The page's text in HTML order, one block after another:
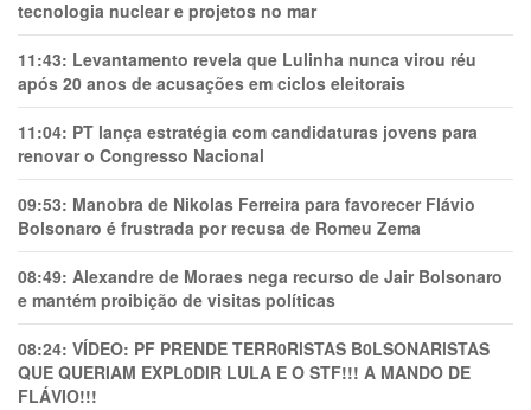
tecnologia nuclear e projetos no mar
11:43: Levantamento revela que Lulinha nunca virou réu
após 20 anos de acusações em ciclos eleitorais
11:04: PT lança estratégia com candidaturas jovens para
renovar o Congresso Nacional
09:53: Manobra de Nikolas Ferreira para favorecer Flávio
Bolsonaro é frustrada por recusa de Romeu Zema
08:49: Alexandre de Moraes nega recurso de Jair Bolsonaro
e mantém proibição de visitas políticas
08:24: VÍDEO: PF PRENDE TERR0RlSTAS B0LSONARlSTAS
QUE QUERIAM EXPL0DlR LULA E O STF!!! A MANDO DE
FLÁVIO!!!